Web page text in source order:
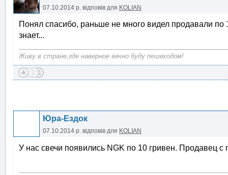
07.10.2014 р. відповів для KOLIAN
Понял спасибо, раньше не много видел продавали по
знает...
Живу в стране,где наверное вечно буду пешеходом!
Юра-Ездок
07.10.2014 р. відповів для KOLIAN
У нас свечи появились NGK по 10 гривен. Продавец с